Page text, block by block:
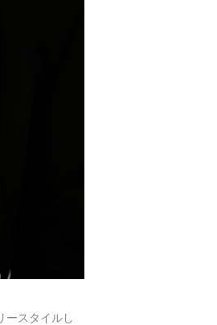
ースタイルし